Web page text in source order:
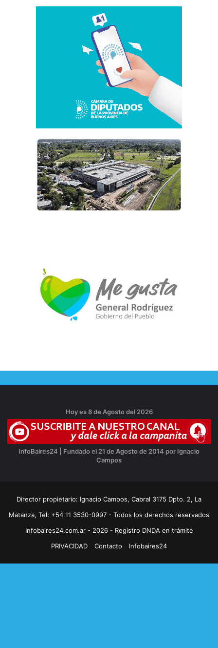
Hoy es 8 de Agosto del 2026
InfoBaires24 | Fundado el 21 de Agosto de 2014 por Ignacio
Campos
Director propietario: Ignacio Campos, Cabral 3175 Dpto. 2, La
Matanza, Tel: +54 11 3530-0997 - Todos los derechos reservados
Infobaires24.com.ar - 2026 - Registro DNDA en trámite
PRIVACIDAD
Contacto Infobaires24